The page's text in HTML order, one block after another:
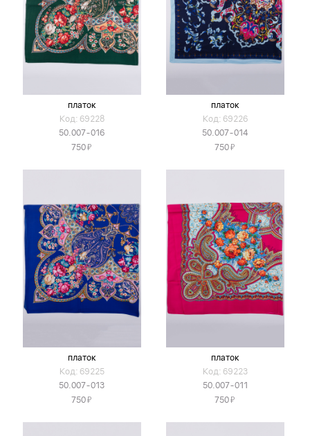
платок
Код: 69228
50.007-016
750Я
платок
Код: 69226
50.007-014
750Я
платок
Код: 69225
50.007-013
750Я
платок
Код: 69223
50.007-011
750Я